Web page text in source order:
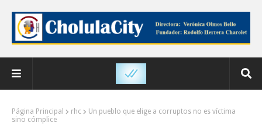
Página Principal rhc
Un pueblo que elige a corruptos no es víctima
sino cómplice